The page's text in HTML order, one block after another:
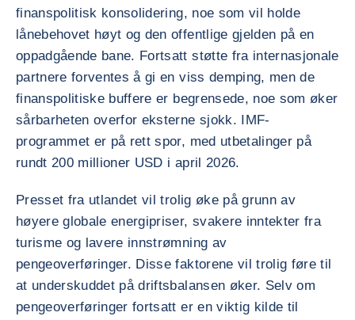
finanspolitisk konsolidering, noe som vil holde
lånebehovet høyt og den offentlige gjelden på en
oppadgående bane. Fortsatt støtte fra internasjonale
partnere forventes å gi en viss demping, men de
finanspolitiske buffere er begrensede, noe som øker
sårbarheten overfor eksterne sjokk. IMF-
programmet er på rett spor, med utbetalinger på
rundt 200 millioner USD i april 2026.
Presset fra utlandet vil trolig øke på grunn av
høyere globale energipriser, svakere inntekter fra
turisme og lavere innstrømning av
pengeoverføringer. Disse faktorene vil trolig føre til
at underskuddet på driftsbalansen øker. Selv om
pengeoverføringer fortsatt er en viktig kilde til